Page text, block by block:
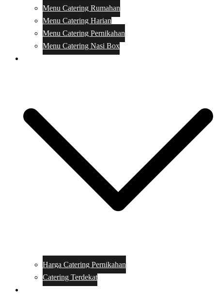
Menu Catering Rumahan
Menu Catering Harian
Menu Catering Pernikahan
Menu Catering Nasi Box
Harga Catering Pernikahan
Catering Terdekat